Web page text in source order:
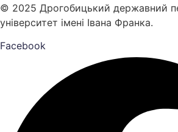
© 2025 Дрогобицький державний
університет імені Івана Франка.
Facebook